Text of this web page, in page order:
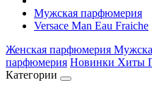
Мужская парфюмерия
Versace Man Eau Fraiche
Женская парфюмерия
парфюмерия Новинки Хиты
Категории